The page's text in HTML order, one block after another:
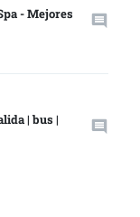
- Mejores
| bus |